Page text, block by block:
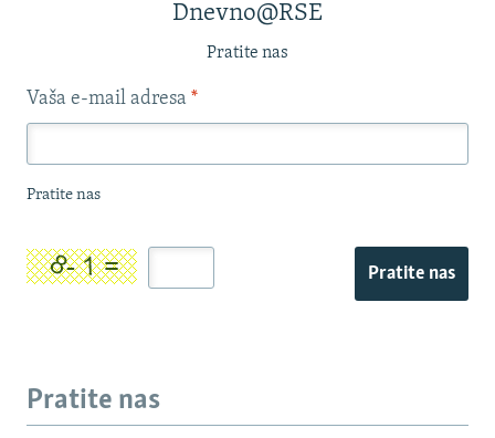
Dnevno@RSE
Pratite nas
Vaša e-mail adresa *
Pratite nas
Pratite nas
Pratite nas